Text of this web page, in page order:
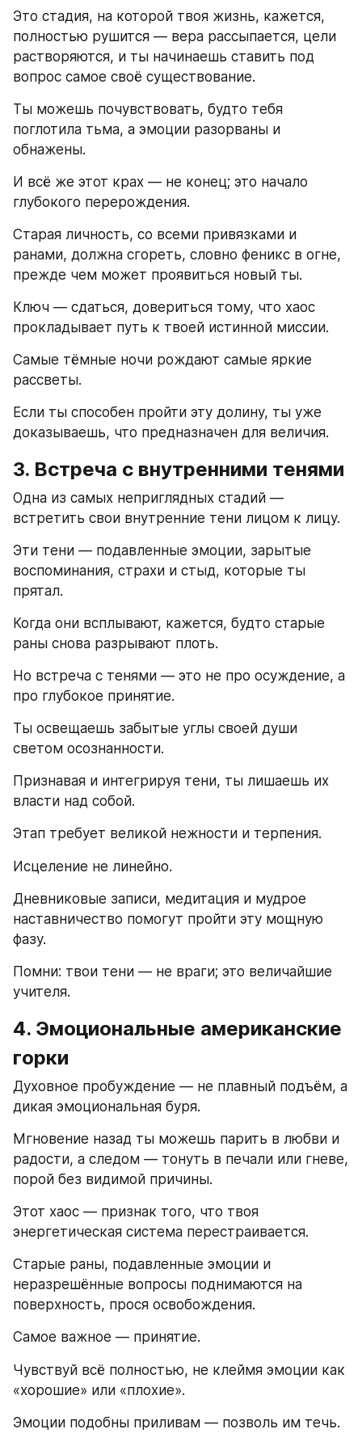
Это стадия, на которой твоя жизнь, кажется,
полностью рушится — вера рассыпается, цели
растворяются, и ты начинаешь ставить под
вопрос самое своё существование.
Ты можешь почувствовать, будто тебя
поглотила тьма, а эмоции разорваны и
обнажены.
И всё же этот крах — не конец; это начало
глубокого перерождения.
Старая личность, со всеми привязками и
ранами, должна сгореть, словно феникс в огне,
прежде чем может проявиться новый ты.
Ключ — сдаться, довериться тому, что хаос
прокладывает путь к твоей истинной миссии.
Самые тёмные ночи рождают самые яркие
рассветы.
Если ты способен пройти эту долину, ты уже
доказываешь, что предназначен для величия.
3. Встреча с внутренними тенями
Одна из самых неприглядных стадий —
встретить свои внутренние тени лицом к лицу.
Эти тени — подавленные эмоции, зарытые
воспоминания, страхи и стыд, которые ты
прятал.
Когда они всплывают, кажется, будто старые
раны снова разрывают плоть.
Но встреча с тенями — это не про осуждение, а
про глубокое принятие.
Ты освещаешь забытые углы своей души
светом осознанности.
Признавая и интегрируя тени, ты лишаешь их
власти над собой.
Этап требует великой нежности и терпения.
Исцеление не линейно.
Дневниковые записи, медитация и мудрое
наставничество помогут пройти эту мощную
фазу.
Помни: твои тени — не враги; это величайшие
учителя.
4. Эмоциональные американские
горки
Духовное пробуждение — не плавный подъём, а
дикая эмоциональная буря.
Мгновение назад ты можешь парить в любви и
радости, а следом — тонуть в печали или гневе,
порой без видимой причины.
Этот хаос — признак того, что твоя
энергетическая система перестраивается.
Старые раны, подавленные эмоции и
неразрешённые вопросы поднимаются на
поверхность, прося освобождения.
Самое важное — принятие.
Чувствуй всё полностью, не клеймя эмоции как
«хорошие» или «плохие».
Эмоции подобны приливам — позволь им течь.